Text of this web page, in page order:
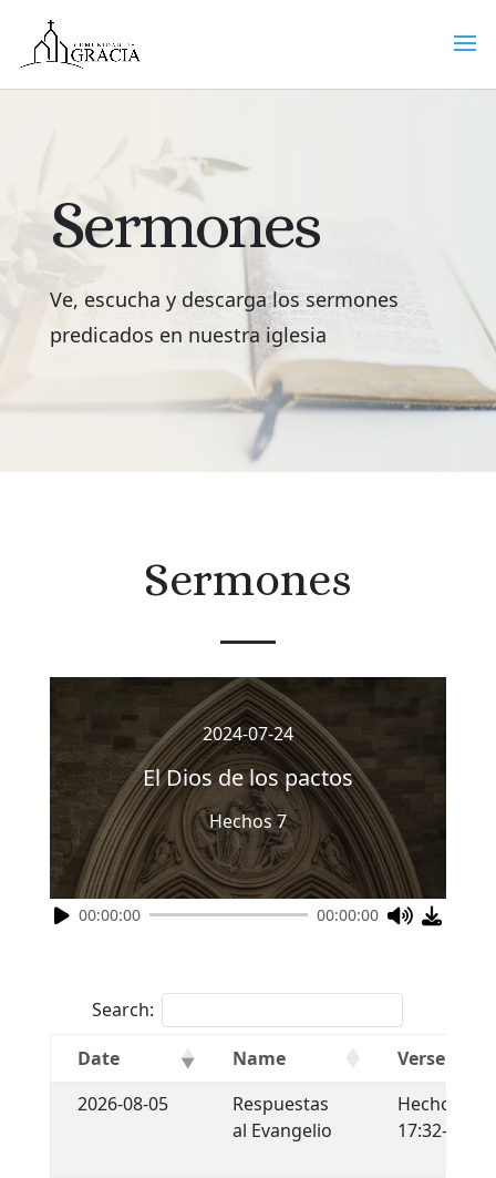
Sermones
Ve, escucha y descarga los sermones
predicados en nuestra iglesia
Sermones
2024-07-24
El Dios de los pactos
Hechos 7
00:00:00 00:00:00
Search:
Date
Name
Verse
2026-08-05
Respuestas
al Evangelio
Hechos
17:32-34